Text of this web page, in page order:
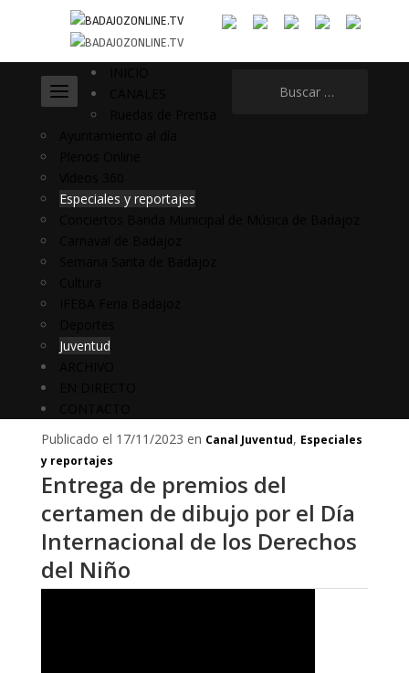
Especiales y reportajes
Juventud
Publicado el 17/11/2023 en Canal Juventud, Especiales
y reportajes
Entrega de premios del
certamen de dibujo por el Día
Internacional de los Derechos
del Niño